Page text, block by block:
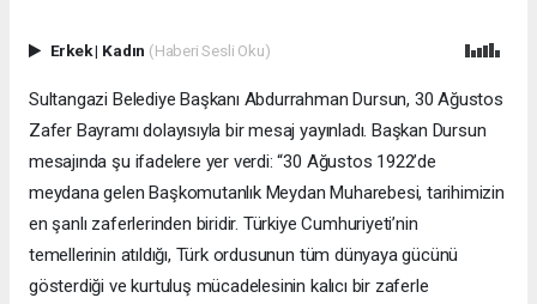
Erkek| Kadın (Haberi Sesli Oku)
Sultangazi Belediye Başkanı Abdurrahman Dursun, 30 Ağustos
Zafer Bayramı dolayısıyla bir mesaj yayınladı. Başkan Dursun
mesajında şu ifadelere yer verdi: “30 Ağustos 1922’de
meydana gelen Başkomutanlık Meydan Muharebesi, tarihimizin
en şanlı zaferlerinden biridir. Türkiye Cumhuriyeti’nin
temellerinin atıldığı, Türk ordusunun tüm dünyaya gücünü
gösterdiği ve kurtuluş mücadelesinin kalıcı bir zaferle